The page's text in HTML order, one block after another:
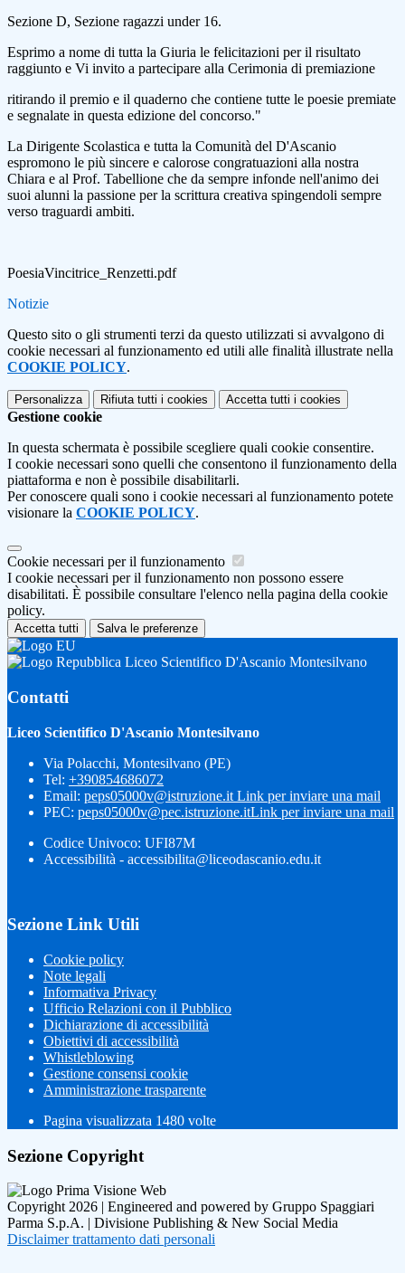
Sezione D, Sezione ragazzi under 16.
Esprimo a nome di tutta la Giuria le felicitazioni per il risultato
raggiunto e Vi invito a partecipare alla Cerimonia di premiazione
ritirando il premio e il quaderno che contiene tutte le poesie premiate
e segnalate in questa edizione del concorso."
La Dirigente Scolastica e tutta la Comunità del D'Ascanio
espromono le più sincere e calorose congratuazioni alla nostra
Chiara e al Prof. Tabellione che da sempre infonde nell'animo dei
suoi alunni la passione per la scrittura creativa spingendoli sempre
verso traguardi ambiti.
PoesiaVincitrice_Renzetti.pdf
Notizie
Questo sito o gli strumenti terzi da questo utilizzati si avvalgono di
cookie necessari al funzionamento ed utili alle finalità illustrate nella
COOKIE POLICY.
Personalizza Rifiuta tutti i cookies Accetta tutti i cookies
Gestione cookie
In questa schermata è possibile scegliere quali cookie consentire.
I cookie necessari sono quelli che consentono il funzionamento della
piattaforma e non è possibile disabilitarli.
Per conoscere quali sono i cookie necessari al funzionamento potete
visionare la COOKIE POLICY.
Cookie necessari per il funzionamento
I cookie necessari per il funzionamento non possono essere
disabilitati. È possibile consultare l'elenco nella pagina della cookie
policy.
Accetta tutti Salva le preferenze
Liceo Scientifico D'Ascanio Montesilvano
Contatti
Liceo Scientifico D'Ascanio Montesilvano
Via Polacchi, Montesilvano (PE)
Tel: +390854686072
Email: peps05000v@istruzione.it Link per inviare una mail
PEC: peps05000v@pec.istruzione.itLink per inviare una mail
Codice Univoco: UFI87M
Accessibilità - accessibilita@liceodascanio.edu.it
Sezione Link Utili
Cookie policy
Note legali
Informativa Privacy
Ufficio Relazioni con il Pubblico
Dichiarazione di accessibilità
Obiettivi di accessibilità
Whistleblowing
Gestione consensi cookie
Amministrazione trasparente
Pagina visualizzata 1480 volte
Sezione Copyright
Copyright 2026 | Engineered and powered by Gruppo Spaggiari
Parma S.p.A. | Divisione Publishing & New Social Media
Disclaimer trattamento dati personali